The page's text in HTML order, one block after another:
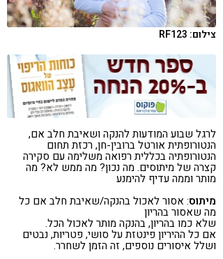
צילום: RF123
לרגל שבוע המודעות להנקה ושאיבת חלב אם,
הנטורופתית אורטל ברובין-חן, רכזת תחום
הנטורופתיה בכללית רפואה משלימה עם סקירה
קצרה של מיתוסים. מה נכון? מה ממש לא? מה
מותר וממה עדיף להימנע
מיתוס: אסור לאכול בהנקה/שאיבת חלב אם כל
מה שאסור בהריון
שלא כמו בהריון, בהנקה מותר לאכול הכל.
אם כל ההיריון פינטזת על סושי, פטריות, נבטים
ושלל איסורים נוספים, זה הזמן לשחרר.